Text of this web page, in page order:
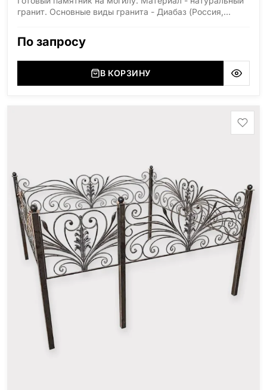
гранит. Основные виды гранита - Диабаз (Россия,
(Украина, Житомерская область), Лабродарит
(Украина, Житомерская область), Сюксюансаари
(Россия, Карелия), Амфиболит (Россия, Мурманская
минимальные стандартные размеры: Стела: 80x40x5
По запросу
В КОРЗИНУ